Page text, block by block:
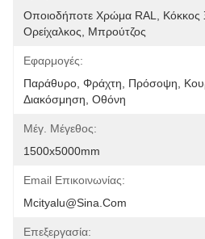
Οποιοδήποτε Χρώμα RAL, Κόκκος
Ορείχαλκος, Μπρούτζος
Εφαρμογές:
Παράθυρο, Φράχτη, Πρόσοψη,
Διακόσμηση, Οθόνη
Μέγ. Μέγεθος:
1500x5000mm
Email Επικοινωνίας:
Mcityalu@sina.com
Επεξεργασία: